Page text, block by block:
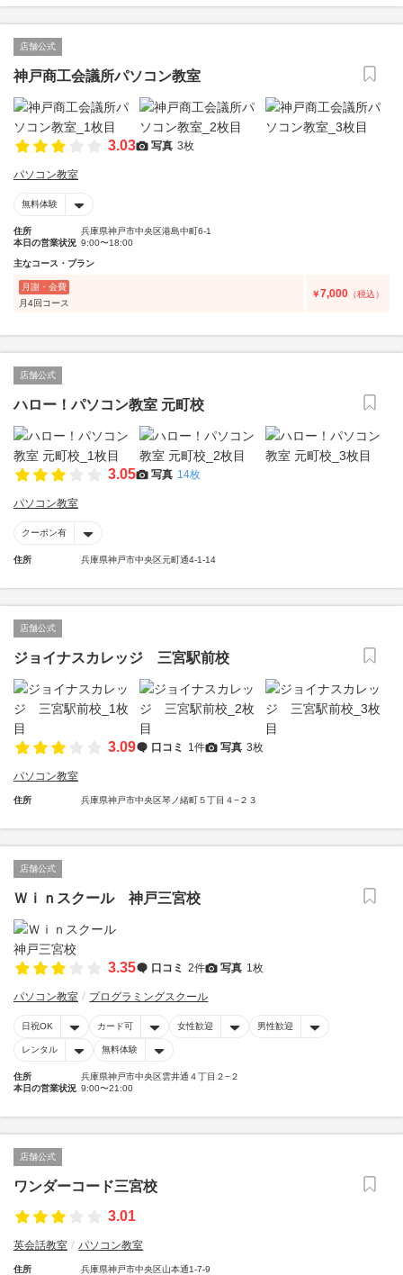
店舗公式
神戸商工会議所パソコン教室
3.03 写真 3枚
パソコン教室
無料体験
住所
兵庫県神戸市中央区港島中町6-1
本日の営業状況 9:00〜18:00
主なコース・プラン
月謝・会費
月4回コース
￥7,000 （税込）
店舗公式
ハロー！パソコン教室 元町校
3.05 写真 14枚
パソコン教室
クーポン有
住所 兵庫県神戸市中央区元町通4-1-14
店舗公式
ジョイナスカレッジ 三宮駅前校
3.09 口コミ 1件 写真 3枚
パソコン教室
住所 兵庫県神戸市中央区琴ノ緒町５丁目４−２３
店舗公式
Ｗｉｎスクール 神戸三宮校
3.35 口コミ 2件 写真 1枚
パソコン教室 プログラミングスクール
日祝OK カード可 女性歓迎 男性歓迎
レンタル 無料体験
住所
兵庫県神戸市中央区雲井通４丁目２−２
本日の営業状況 9:00〜21:00
店舗公式
ワンダーコード三宮校
3.01
英会話教室 パソコン教室
住所 兵庫県神戸市中央区山本通1-7-9